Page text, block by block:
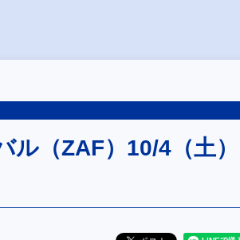
（ZAF）10/4（土）